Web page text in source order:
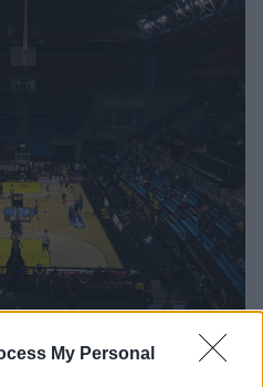
My Personal